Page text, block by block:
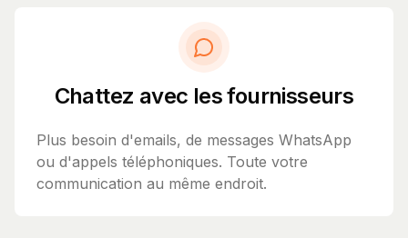
Chattez avec les fournisseurs
Plus besoin d'emails, de messages WhatsApp
ou d'appels téléphoniques. Toute votre
communication au même endroit.